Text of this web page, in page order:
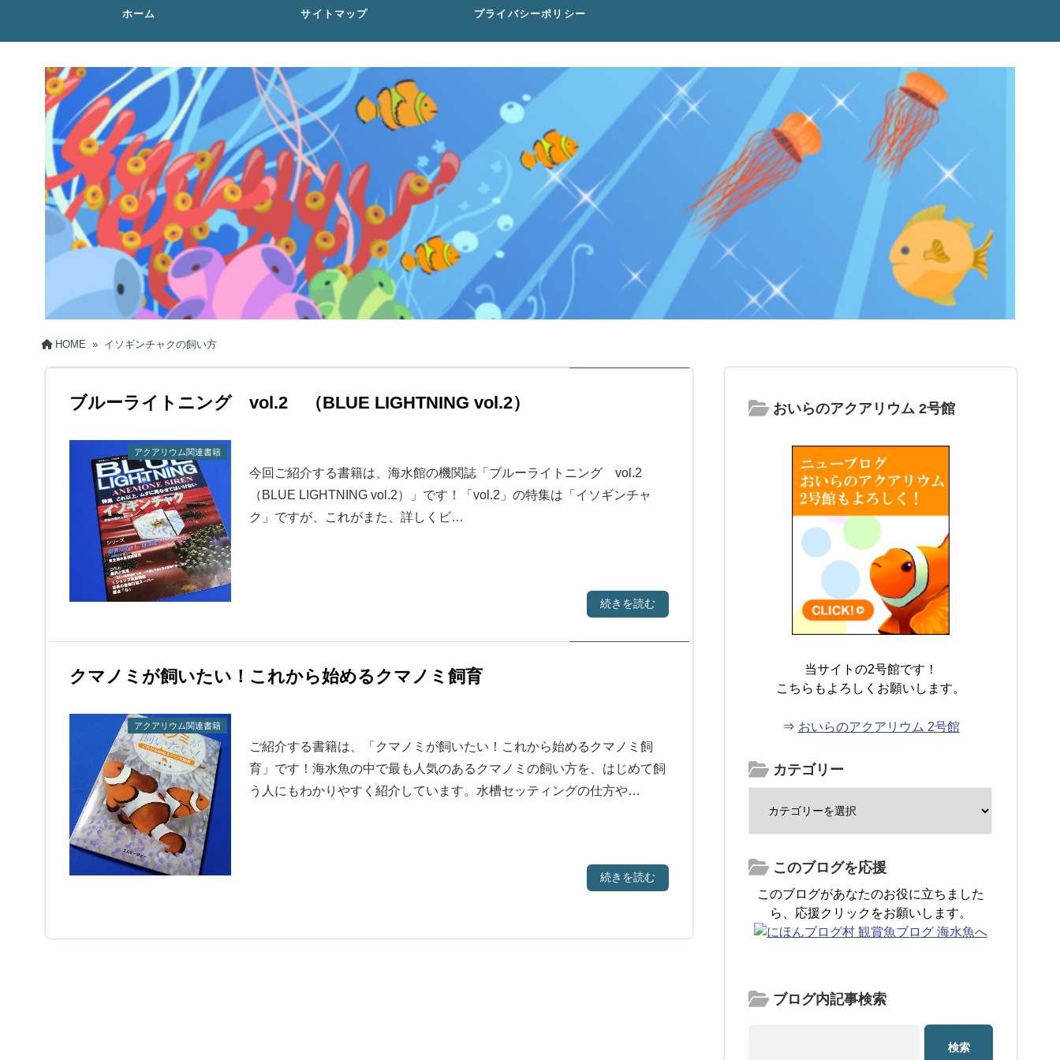
ホーム サイトマップ プライバシーポリシー
HOME » イソギンチャクの飼い方
ブルーライトニング vol.2 （BLUE LIGHTNING vol.2）
アクアリウム関連書籍
今回ご紹介する書籍は、海水館の機関誌「ブルーライトニング vol.2
（BLUE LIGHTNING vol.2）」です！「vol.2」の特集は「イソギンチャ
ク」ですが、これがまた、詳しくビ…
続きを読む
クマノミが飼いたい！これから始めるクマノミ飼育
アクアリウム関連書籍
ご紹介する書籍は、「クマノミが飼いたい！これから始めるクマノミ飼
育」です！海水魚の中で最も人気のあるクマノミの飼い方を、はじめて飼
う人にもわかりやすく紹介しています。水槽セッティングの仕方や…
続きを読む
おいらのアクアリウム 2号館
当サイトの2号館です！
こちらもよろしくお願いします。
⇒ おいらのアクアリウム 2号館
カテゴリー
このブログを応援
このブログがあなたのお役に立ちました
ら、応援クリックをお願いします。
ブログ内記事検索